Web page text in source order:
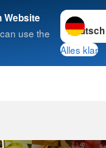
Website
use the
Sprache
Alles klar
Suche